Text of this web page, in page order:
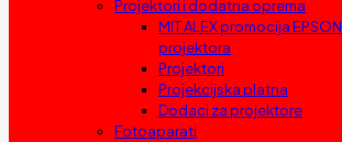
Projektori i dodatna oprema
MIT ALEX promocija EPSON
projektora
Projektori
Projekcijska platna
Dodaci za projektore
Fotoaparati